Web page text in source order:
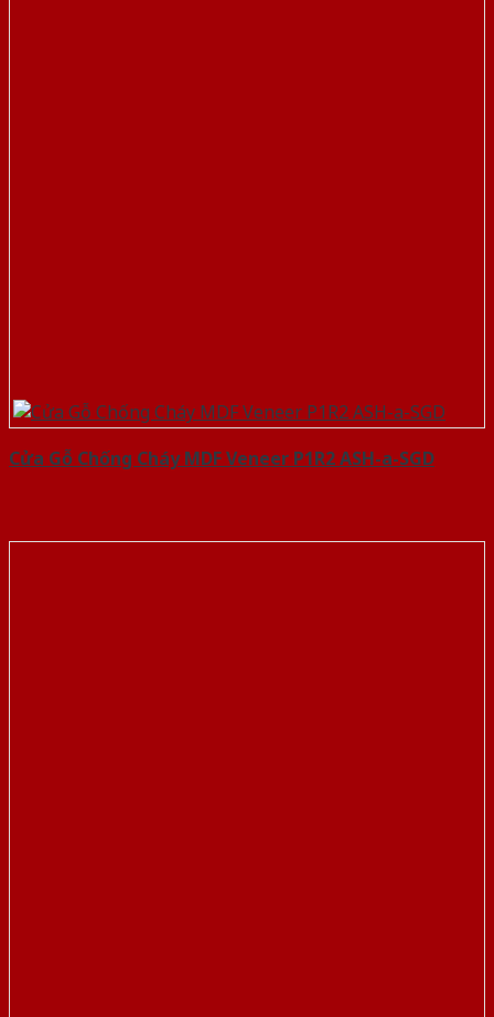
Cửa Gỗ Chống Cháy MDF Veneer P1R2 ASH-a-SGD